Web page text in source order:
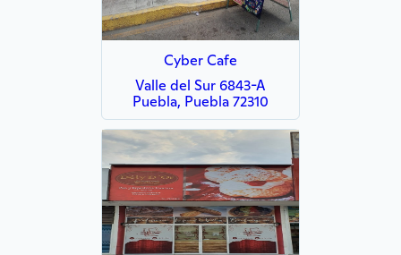
Cyber Cafe
Valle del Sur 6843-A
Puebla, Puebla 72310